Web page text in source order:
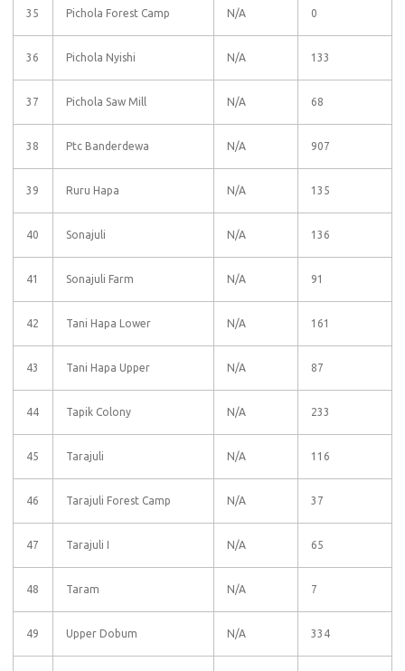
35 Pichola Forest Camp N/A 0
36 Pichola Nyishi N/A 133
37 Pichola Saw Mill N/A 68
38 Ptc Banderdewa N/A 907
39 Ruru Hapa N/A 135
40 Sonajuli N/A 136
41 Sonajuli Farm N/A 91
42 Tani Hapa Lower N/A 161
43 Tani Hapa Upper N/A 87
44 Tapik Colony N/A 233
45 Tarajuli N/A 116
46 Tarajuli Forest Camp N/A 37
47 Tarajuli I N/A 65
48 Taram N/A 7
49 Upper Dobum N/A 334